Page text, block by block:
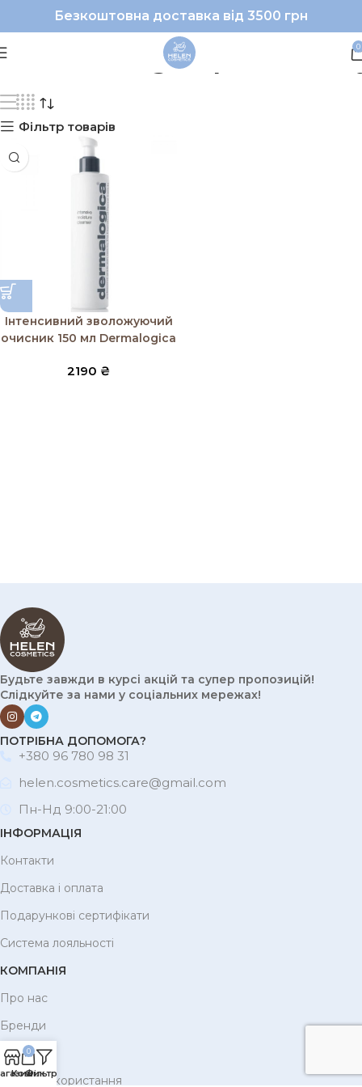
Безкоштовна доставка від 3500 грн
0
Фільтр товарів
Інтенсивний зволожуючий
очисник 150 мл Dermalogica
2190 ₴
Будьте завжди в курсі акцій та супер пропозицій!
Слідкуйте за нами у соціальних мережах!
ПОТРІБНА ДОПОМОГА?
+380 96 780 98 31
helen.cosmetics.care@gmail.com
Пн-Нд 9:00-21:00
ІНФОРМАЦІЯ
Контакти
Доставка і оплата
Подарункові сертифікати
Система лояльності
КОМПАНІЯ
Про нас
Бренди
Корисне
Умови використання
0
Кошик
Фільтри